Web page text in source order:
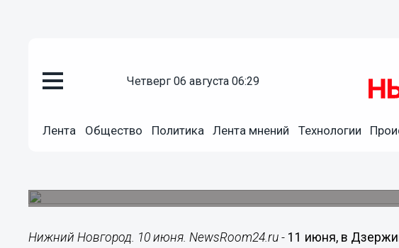
четверг 06 августа 06:29
Лента Общество Политика Лента мнений Технологии
В Дзержинске пройдут концерты,
Нижний Новгород. 10 июня. NewsRoom24.ru - 11 июня, в